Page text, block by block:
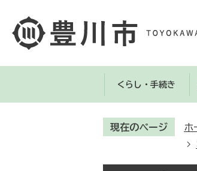
くらし・手続き
現在のページ ホ